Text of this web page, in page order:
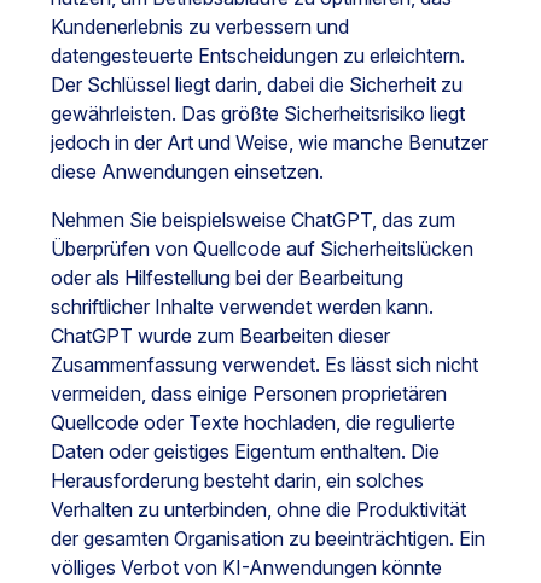
Kundenerlebnis zu verbessern und
datengesteuerte Entscheidungen zu erleichtern.
Der Schlüssel liegt darin, dabei die Sicherheit zu
gewährleisten. Das größte Sicherheitsrisiko liegt
jedoch in der Art und Weise, wie manche Benutzer
diese Anwendungen einsetzen.
Nehmen Sie beispielsweise ChatGPT, das zum
Überprüfen von Quellcode auf Sicherheitslücken
oder als Hilfestellung bei der Bearbeitung
schriftlicher Inhalte verwendet werden kann.
ChatGPT wurde zum Bearbeiten dieser
Zusammenfassung verwendet. Es lässt sich nicht
vermeiden, dass einige Personen proprietären
Quellcode oder Texte hochladen, die regulierte
Daten oder geistiges Eigentum enthalten. Die
Herausforderung besteht darin, ein solches
Verhalten zu unterbinden, ohne die Produktivität
der gesamten Organisation zu beeinträchtigen. Ein
völliges Verbot von KI-Anwendungen könnte